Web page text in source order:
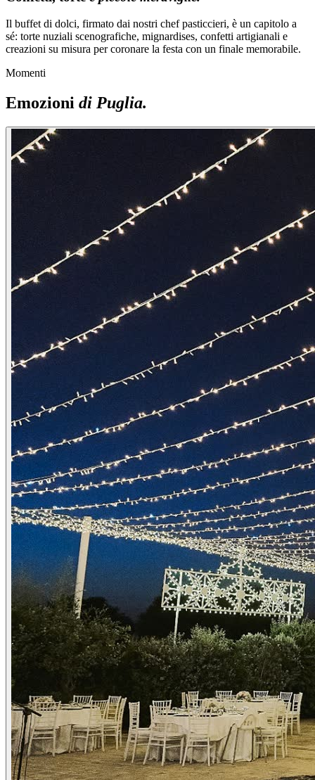
Il buffet di dolci, firmato dai nostri chef pasticcieri, è un capitolo a
sé: torte nuziali scenografiche, mignardises, confetti artigianali e
creazioni su misura per coronare la festa con un finale memorabile.
Momenti
Emozioni di Puglia.